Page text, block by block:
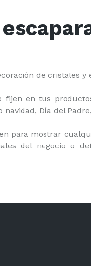
de cristales
fijen en tus
Día del
para mostrar
del negocio o